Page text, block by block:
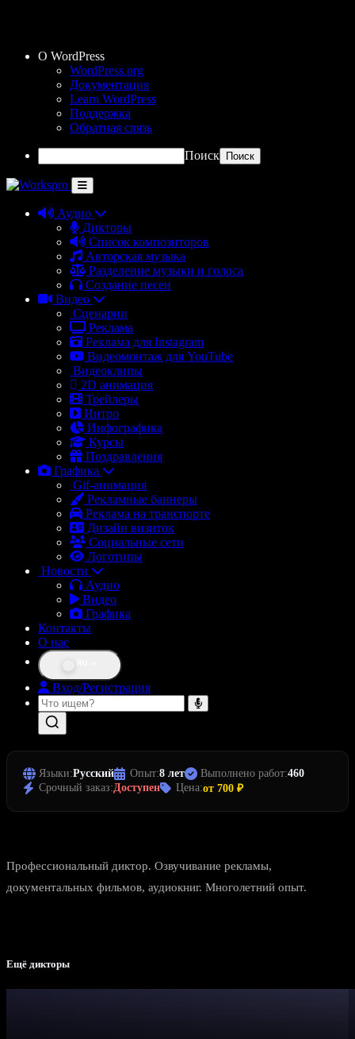
О WordPress
WordPress.org
Документация
Learn WordPress
Поддержка
Обратная связь
Поиск
Аудио
Дикторы
Список композиторов
Авторская музыка
Разделение музыки и голоса
Создание песен
Видео
Сценарии
Реклама
Реклама для Instagram
Видеомонтаж для YouTube
Видеоклипы
2D анимация
Трейлеры
Интро
Инфографика
Курсы
Поздравления
Графика
Gif-анимация
Рекламные баннеры
Реклама на транспорте
Дизайн визиток
Социальные сети
Логотипы
Новости
Аудио
Видео
Графика
Контакты
О нас
Вход/Регистрация
Языки:Русский Опыт:8 лет Выполнено работ:460
Срочный заказ:Доступен Цена:от 700 ₽
Профессиональный диктор. Озвучивание рекламы,
документальных фильмов, аудиокниг. Многолетний опыт.
Ещё дикторы